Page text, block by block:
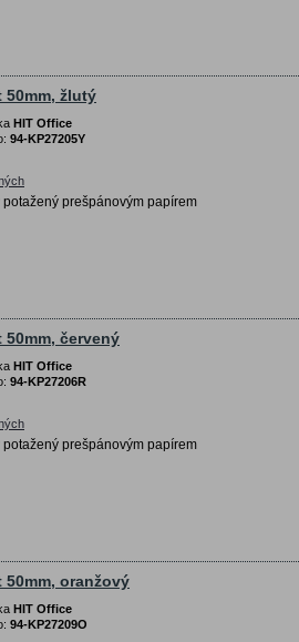
50mm, žlutý
HIT Office
94-KP27205Y
potažený prešpánovým papírem
50mm, červený
HIT Office
94-KP27206R
potažený prešpánovým papírem
50mm, oranžový
HIT Office
94-KP27209O